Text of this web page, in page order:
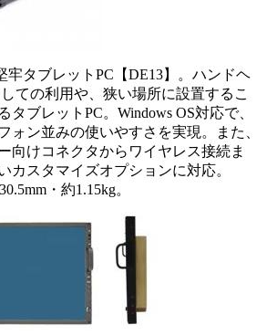
牢タブレットPC【DE13】。ハンドヘ
ての利用や、狭い場所に設置するこ
タブレットPC。Windows OS対応で、
ォン並みの使いやすさを実現。また、
向けコネクタからワイヤレス接続ま
カスタマイズオプションに対応。
・約1.15kg。